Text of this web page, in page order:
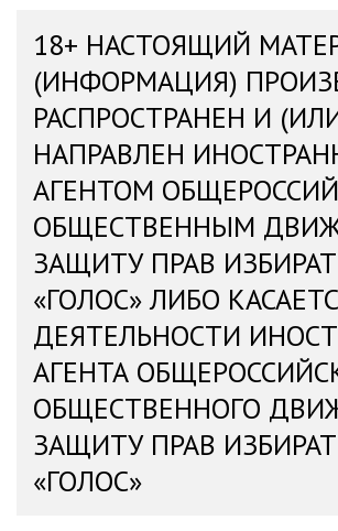
18+ НАСТОЯЩИЙ
(ИНФОРМАЦИЯ)
РАСПРОСТРАНЕН И
НАПРАВЛЕН
АГЕНТОМ
ОБЩЕСТВЕННЫМ
ЗАЩИТУ ПРАВ
«ГОЛОС» ЛИБО
ДЕЯТЕЛЬНОСТИ
АГЕНТА
ОБЩЕСТВЕННОГО
ЗАЩИТУ ПРАВ
«ГОЛОС»